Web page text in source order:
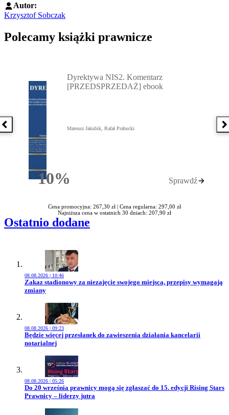
Autor:
Krzysztof Sobczak
Polecamy książki prawnicze
Poprzednia książka
10%Rabatu
Dyrektywa NIS2. Komentarz
[PRZEDSPRZEDAŻ] ebook
Mateusz Jakubik, Rafał Prabucki
Sprawdź
Cena promocyjna: 267,30 zł | Cena regularna: 297,00 zł
Najniższa cena w ostatnich 30 dniach: 207,90 zł
Ostatnio dodane
08.08.2026 | 10:46
Przejdź do artykułu:
Zakaz stadionowy za niezajęcie swojego miejsca, przepisy wymagają
zmiany
08.08.2026 | 09:23
Przejdź do artykułu:
Będzie więcej przesłanek do zawieszenia działania kancelarii
notarialnej
08.08.2026 | 05:26
Przejdź do artykułu:
Do 20 września prawnicy mogą się zgłaszać do 15. edycji Rising Stars
Prawnicy – liderzy jutra